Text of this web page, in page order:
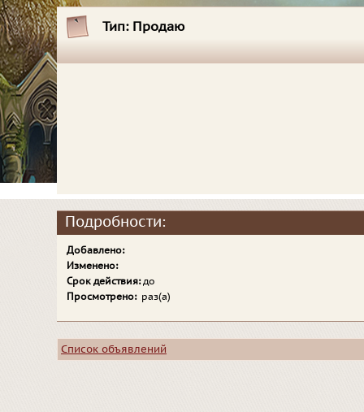
Тип: Продаю
Подробности:
Добавлено:
Изменено:
Срок действия:до
Просмотрено:раз(а)
Список объявлений